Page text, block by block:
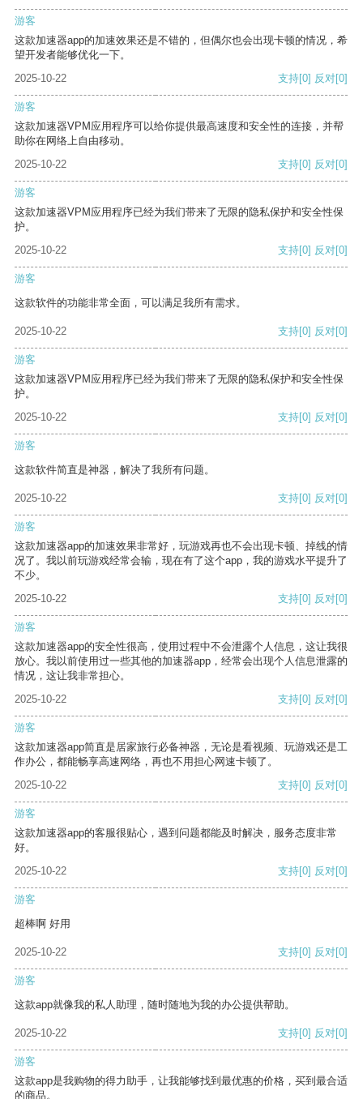
游客
这款加速器app的加速效果还是不错的，但偶尔也会出现卡顿的情况，希
望开发者能够优化一下。
2025-10-22
支持[0] 反对[0]
游客
这款加速器VPM应用程序可以给你提供最高速度和安全性的连接，并帮
助你在网络上自由移动。
2025-10-22
支持[0] 反对[0]
游客
这款加速器VPM应用程序已经为我们带来了无限的隐私保护和安全性保
护。
2025-10-22
支持[0] 反对[0]
游客
这款软件的功能非常全面，可以满足我所有需求。
2025-10-22 支持[0] 反对[0]
游客
这款加速器VPM应用程序已经为我们带来了无限的隐私保护和安全性保
护。
2025-10-22
支持[0] 反对[0]
游客
这款软件简直是神器，解决了我所有问题。
2025-10-22 支持[0] 反对[0]
游客
这款加速器app的加速效果非常好，玩游戏再也不会出现卡顿、掉线的情
况了。我以前玩游戏经常会输，现在有了这个app，我的游戏水平提升了
不少。
2025-10-22
支持[0] 反对[0]
游客
这款加速器app的安全性很高，使用过程中不会泄露个人信息，这让我很
放心。我以前使用过一些其他的加速器app，经常会出现个人信息泄露的
情况，这让我非常担心。
2025-10-22
支持[0] 反对[0]
游客
这款加速器app简直是居家旅行必备神器，无论是看视频、玩游戏还是工
作办公，都能畅享高速网络，再也不用担心网速卡顿了。
2025-10-22
支持[0] 反对[0]
游客
这款加速器app的客服很贴心，遇到问题都能及时解决，服务态度非常
好。
2025-10-22
支持[0] 反对[0]
游客
超棒啊 好用
2025-10-22 支持[0] 反对[0]
游客
这款app就像我的私人助理，随时随地为我的办公提供帮助。
2025-10-22 支持[0] 反对[0]
游客
这款app是我购物的得力助手，让我能够找到最优惠的价格，买到最合适
的商品。